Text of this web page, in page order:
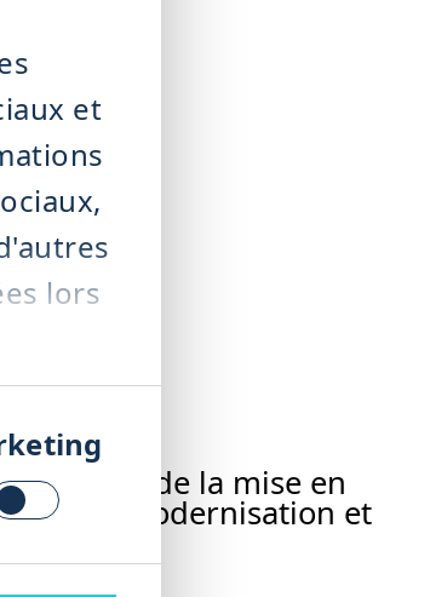
et
lors
– de la mise en
la modernisation et